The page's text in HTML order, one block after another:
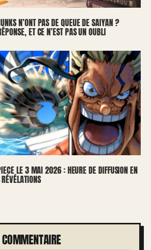
N’ONT PAS DE QUEUE DE SAIYAN ?
ET CE N’EST PAS UN OUBLI
LE 3 MAI 2026 : HEURE DE DIFFUSION EN